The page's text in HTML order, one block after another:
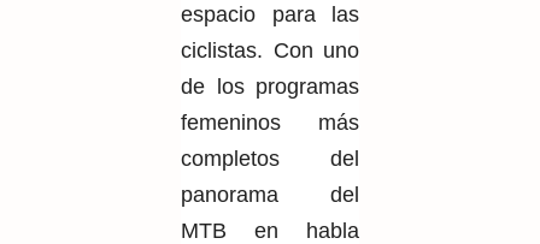
espacio para las
ciclistas. Con uno
de los programas
femeninos más
completos del
panorama del
MTB en habla